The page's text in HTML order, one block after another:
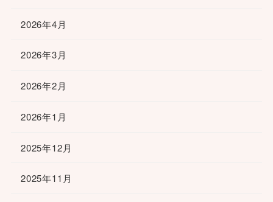
2026年4月
2026年3月
2026年2月
2026年1月
2025年12月
2025年11月